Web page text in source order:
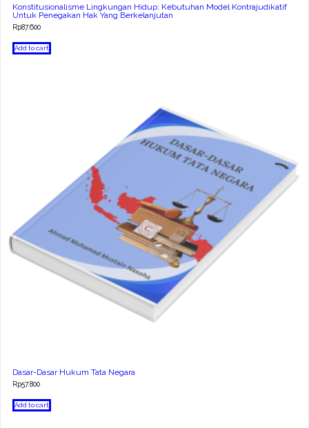
Konstitusionalisme Lingkungan Hidup: Kebutuhan Model Kontrajudikatif
Untuk Penegakan Hak Yang Berkelanjutan
Rp87.600
Add to cart
Dasar-Dasar Hukum Tata Negara
Rp57.800
Add to cart